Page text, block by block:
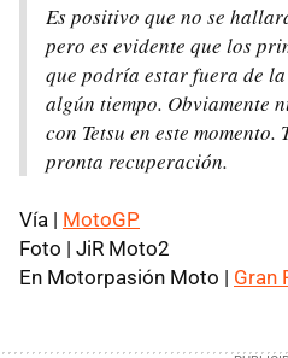
Es positivo que no se
pero es evidente que los
que podría estar fuera de
algún tiempo. Obviamente
con Tetsu en este momento.
pronta recuperación.
Vía | MotoGP
Foto | JiR Moto2
En Motorpasión Moto | Gran